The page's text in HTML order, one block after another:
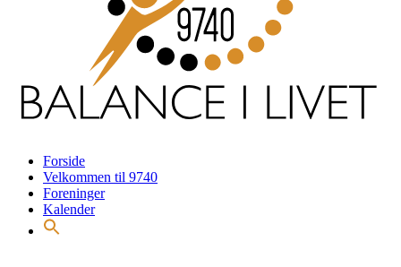
Forside
Velkommen til 9740
Foreninger
Kalender